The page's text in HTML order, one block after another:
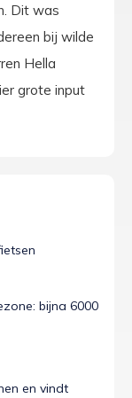
Dit was
bij wilde
Hella
grote input
bijna 6000
en vindt